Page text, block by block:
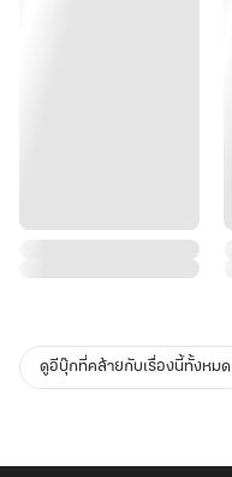
ดูอีบุ๊กที่คล้ายกับเรื่องนี้ทั้งหมด